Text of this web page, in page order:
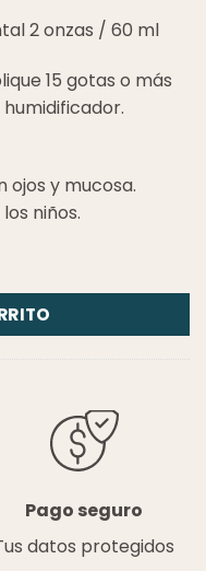
2 onzas / 60 ml
15 gotas o más
ojos y mucosa.
niños.
Pago seguro
datos protegidos